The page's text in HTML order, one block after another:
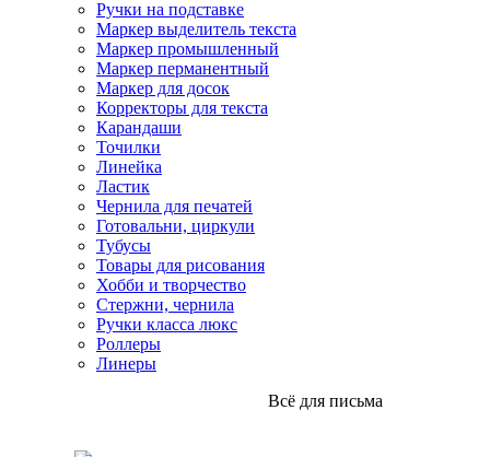
Ручки на подставке
Маркер выделитель текста
Маркер промышленный
Маркер перманентный
Маркер для досок
Корректоры для текста
Карандаши
Точилки
Линейка
Ластик
Чернила для печатей
Готовальни, циркули
Тубусы
Товары для рисования
Хобби и творчество
Стержни, чернила
Ручки класса люкс
Роллеры
Линеры
Всё для письма